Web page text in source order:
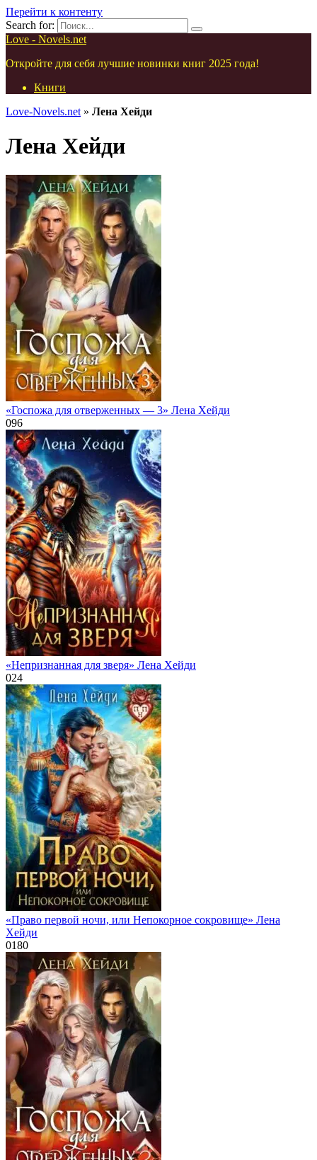
Перейти к контенту
Search for:
Love - Novels.net
Откройте для себя лучшие новинки книг 2025 года!
Книги
Love-Novels.net » Лена Хейди
Лена Хейди
«Госпожа для отверженных — 3» Лена Хейди
096
«Непризнанная для зверя» Лена Хейди
024
«Право первой ночи, или Непокорное сокровище» Лена
Хейди
0180